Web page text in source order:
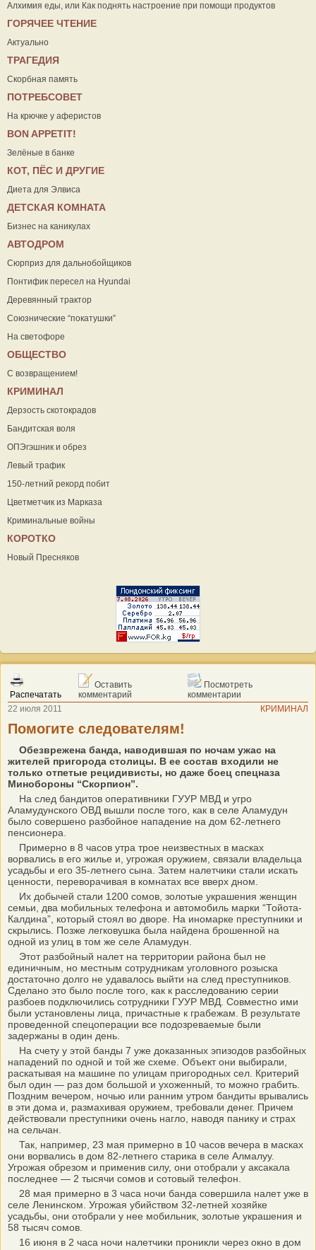
Алхимия еды, или Как поднять настроение при помощи продуктов
ГОРЯЧЕЕ ЧТЕНИЕ
Актуально
ТРАГЕДИЯ
Скорбная память
ПОТРЕБСОВЕТ
На крючке у аферистов
ВON APPETIT!
Зелёные в банке
КОТ, ПЁС И ДРУГИЕ
Диета для Элвиса
ДЕТСКАЯ КОМНАТА
Бизнес на каникулах
АВТОДРОМ
Сюрприз для дальнобойщиков
Понтифик пересел на Hyundai
Деревянный трактор
Союзнические “покатушки”
На светофоре
ОБЩЕСТВО
С возвращением!
КРИМИНАЛ
Дерзость скотокрадов
Бандитская воля
ОПЭгэшник и обрез
Левый трафик
150-летний рекорд побит
Цветметчик из Марказа
Криминальные войны
КОРОТКО
Новый Пресняков
Распечатать
Оставить
комментарий
Посмотреть
комментарии
22 июля 2011
КРИМИНАЛ
Помогите следователям!
Обезврежена банда, наводившая по ночам ужас на
жителей пригорода столицы. В ее состав входили не
только отпетые рецидивисты, но даже боец спецназа
Минобороны “Скорпион”.
На след бандитов оперативники ГУУР МВД и угро
Аламудунского ОВД вышли после того, как в селе Аламудун
было совершено разбойное нападение на дом 62-летнего
пенсионера.
Примерно в 8 часов утра трое неизвестных в масках
ворвались в его жилье и, угрожая оружием, связали владельца
усадьбы и его 35-летнего сына. Затем налетчики стали искать
ценности, переворачивая в комнатах все вверх дном.
Их добычей стали 1200 сомов, золотые украшения женщин
семьи, два мобильных телефона и автомобиль марки “Тойота-
Калдина”, который стоял во дворе. На иномарке преступники и
скрылись. Позже легковушка была найдена брошенной на
одной из улиц в том же селе Аламудун.
Этот разбойный налет на территории района был не
единичным, но местным сотрудникам уголовного розыска
достаточно долго не удавалось выйти на след преступников.
Сделано это было после того, как к расследованию серии
разбоев подключились сотрудники ГУУР МВД. Совместно ими
были установлены лица, причастные к грабежам. В результате
проведенной спецоперации все подозреваемые были
задержаны в один день.
На счету у этой банды 7 уже доказанных эпизодов разбойных
нападений по одной и той же схеме. Объект они выбирали,
раскатывая на машине по улицам пригородных сел. Критерий
был один — раз дом большой и ухоженный, то можно грабить.
Поздним вечером, ночью или ранним утром бандиты врывались
в эти дома и, размахивая оружием, требовали денег. Причем
действовали преступники очень нагло, наводя панику и страх
на сельчан.
Так, например, 23 мая примерно в 10 часов вечера в масках
они ворвались в дом 82-летнего старика в селе Алмалуу.
Угрожая обрезом и применив силу, они отобрали у аксакала
последнее — 2 тысячи сомов и сотовый телефон.
28 мая примерно в 3 часа ночи банда совершила налет уже в
селе Ленинском. Угрожая убийством 32-летней хозяйке
усадьбы, они отобрали у нее мобильник, золотые украшения и
58 тысяч сомов.
16 июня в 2 часа ночи налетчики проникли через окно в дом